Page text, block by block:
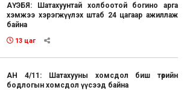
АҮЭБЯ: Шатахуунтай холбоотой богино арга
хэмжээ хэрэгжүүлэх штаб 24 цагаар ажиллаж
байна
13 цаг
АН 4/11: Шатахууны хомсдол биш төрийн
бодлогын хомсдол үүсээд байна